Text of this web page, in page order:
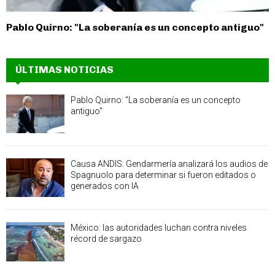
Pablo Quirno: "La soberanía es un concepto antiguo"
ÚLTIMAS NOTICIAS
Pablo Quirno: "La soberanía es un concepto
antiguo"
Causa ANDIS: Gendarmería analizará los audios de
Spagnuolo para determinar si fueron editados o
generados con IA
México: las autoridades luchan contra niveles
récord de sargazo